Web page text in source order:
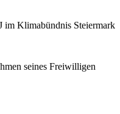
im Klimabündnis Steiermark
seines Freiwilligen